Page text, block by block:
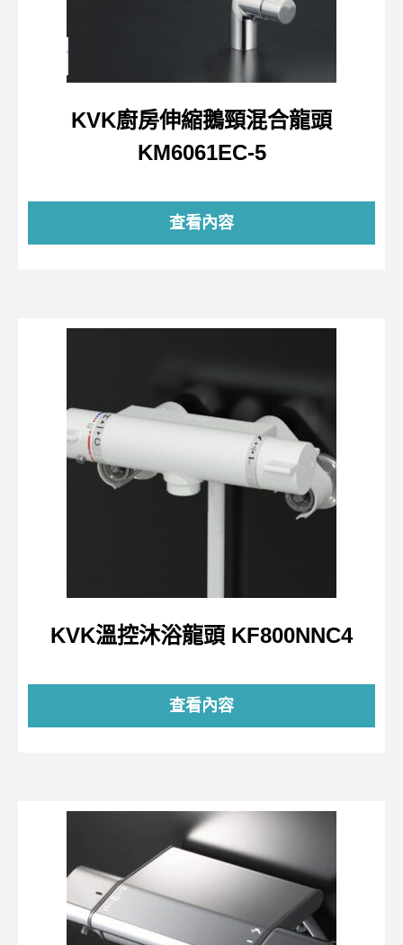
KVK廚房伸縮鵝頸混合龍頭
KM6061EC-5
查看內容
KVK溫控沐浴龍頭 KF800NNC4
查看內容